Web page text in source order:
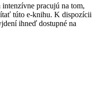
pracujú na tom,
túto e-knihu. K dispozícii
ihneď dostupné na